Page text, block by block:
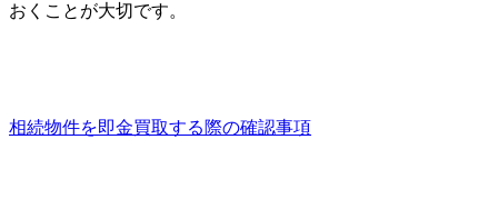
おくことが大切です。
相続物件を即金買取する際の確認事項